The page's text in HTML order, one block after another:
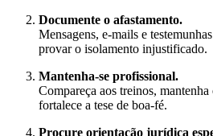
Documente o afastamento.
Mensagens, e-mails e
provar o isolamento injustificado.
Mantenha-se profissional.
Compareça aos treinos,
fortalece a tese de boa-fé.
Procure orientação jurídica